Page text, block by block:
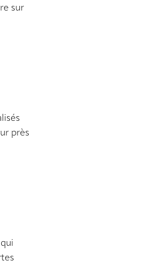
sur
près